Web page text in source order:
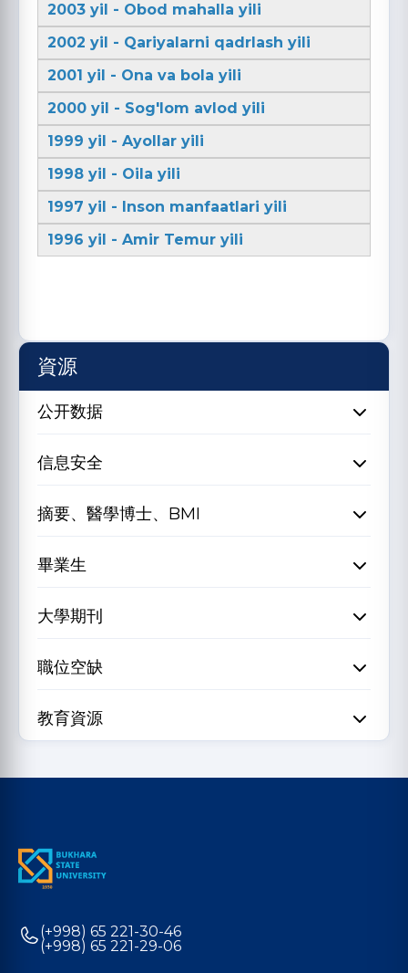
2003 yil - Obod mahalla yili
2002 yil - Qariyalarni qadrlash yili
2001 yil - Ona va bola yili
2000 yil - Sog'lom avlod yili
1999 yil - Ayollar yili
1998 yil - Oila yili
1997 yil - Inson manfaatlari yili
1996 yil - Amir Temur yili
資源
公开数据
信息安全
摘要、醫學博士、BMI
畢業生
大學期刊
職位空缺
教育資源
(+998) 65 221-30-46
(+998) 65 221-29-06